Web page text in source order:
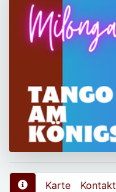
Karte Kontakt